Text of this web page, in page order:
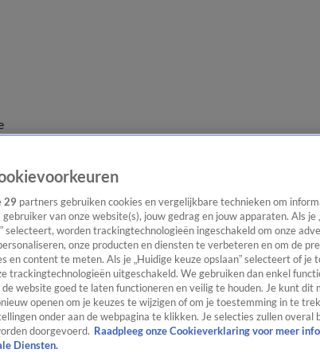
29 partners gebruiken cookies en vergelijkbare technieken om
gebruiker van onze website(s), jouw gedrag en jouw apparaten. Als je
selecteert, worden trackingtechnologieën ingeschakeld om onze
onze producten en diensten te verbeteren en om de
en content te meten. Als je „Huidige keuze opslaan” selecteert of je
trackingtechnologieën uitgeschakeld. We gebruiken dan enkel
de website goed te laten functioneren en veilig te houden. Je kunt dit
openen om je keuzes te wijzigen of om je toestemming in te
onder aan de webpagina te klikken. Je selecties zullen overal
doorgevoerd. Raadpleeg onze Cookieverklaring voor meer
Diensten.